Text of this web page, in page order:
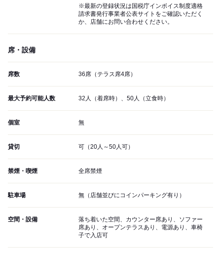
※最新の登録状況は国税庁インボイス制度適格
請求書発行事業者公表サイトをご確認いただく
か、店舗にお問い合わせください。
席・設備
席数 36席（テラス席4席）
最大予約可能人数 32人（着席時）、50人（立食時）
個室 無
貸切 可（20人～50人可）
禁煙・喫煙 全席禁煙
駐車場 無（店舗並びにコインパーキング有り）
空間・設備
落ち着いた空間、カウンター席あり、ソファー
席あり、オープンテラスあり、電源あり、車椅
子で入店可